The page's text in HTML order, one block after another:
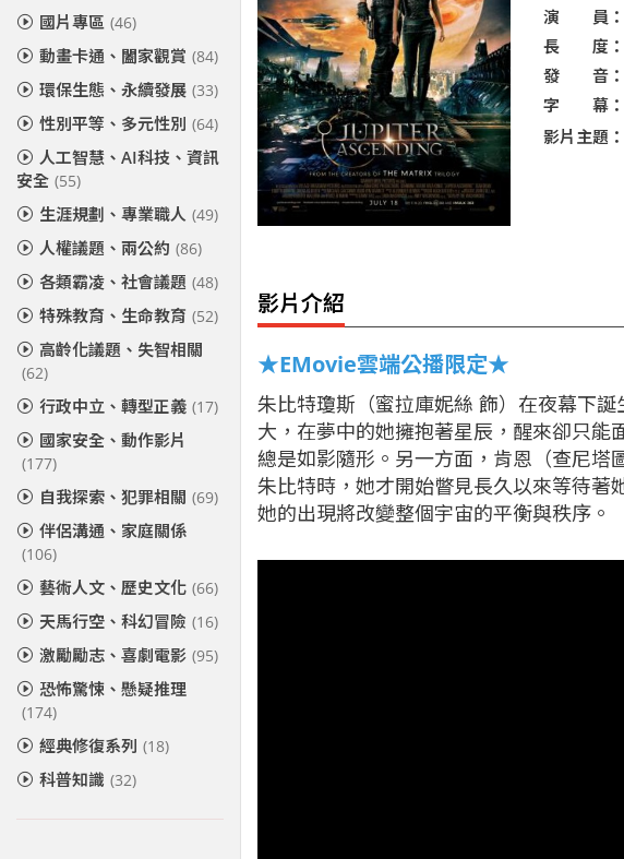
國片專區 (46)
動畫卡通、闔家觀賞 (84)
環保生態、永續發展 (33)
性別平等、多元性別 (64)
人工智慧、AI科技、資訊
安全 (55)
生涯規劃、專業職人 (49)
人權議題、兩公約 (86)
各類霸凌、社會議題 (48)
特殊教育、生命教育 (52)
高齡化議題、失智相關
(62)
行政中立、轉型正義 (17)
國家安全、動作影片
(177)
自我探索、犯罪相關 (69)
伴侶溝通、家庭關係
(106)
藝術人文、歷史文化 (66)
天馬行空、科幻冒險 (16)
激勵勵志、喜劇電影 (95)
恐怖驚悚、懸疑推理
(174)
經典修復系列 (18)
科普知識 (32)
演 員：
長 度：
發 音：
字 幕：
影片主題：
影片介紹
★EMovie雲端公播限定★
朱比特瓊斯（蜜拉庫妮絲 飾）在夜幕下
大，在夢中的她擁抱著星辰，醒來卻只能
總是如影隨形。另一方面，肯恩（查尼塔
朱比特時，她才開始瞥見長久以來等待著
她的出現將改變整個宇宙的平衡與秩序。